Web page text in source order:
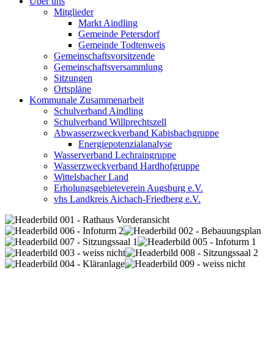
Mitglieder
Markt Aindling
Gemeinde Petersdorf
Gemeinde Todtenweis
Gemeinschaftsvorsitzende
Gemeinschaftsversammlung
Sitzungen
Ortspläne
Kommunale Zusammenarbeit
Schulverband Aindling
Schulverband Willprechtszell
Abwasserzweckverband Kabisbachgruppe
Energiepotenzialanalyse
Wasserverband Lechraingruppe
Wasserzweckverband Hardhofgruppe
Wittelsbacher Land
Erholungsgebieteverein Augsburg e.V.
vhs Landkreis Aichach-Friedberg e.V.